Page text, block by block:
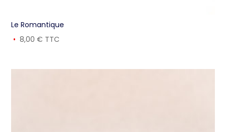
Le Romantique
8,00 € TTC